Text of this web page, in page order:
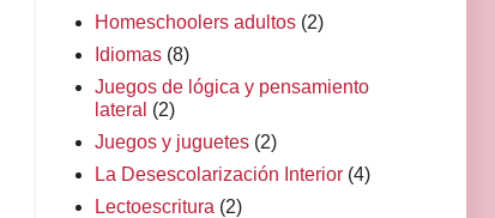
Homeschoolers adultos (2)
Idiomas (8)
Juegos de lógica y pensamiento
lateral (2)
Juegos y juguetes (2)
La Desescolarización Interior (4)
Lectoescritura (2)